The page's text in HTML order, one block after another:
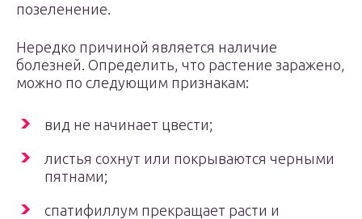
позеленение.
Нередко причиной является наличие
болезней. Определить, что растение заражено,
можно по следующим признакам:
вид не начинает цвести;
листья сохнут или покрываются черными
пятнами;
спатифиллум прекращает расти и